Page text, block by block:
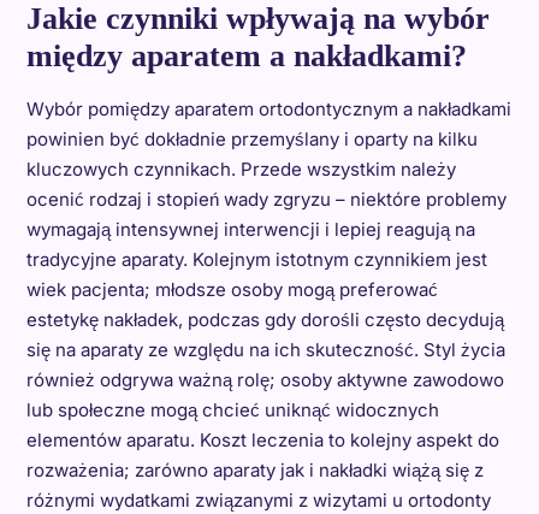
Jakie czynniki wpływają na wybór
między aparatem a nakładkami?
Wybór pomiędzy aparatem ortodontycznym a nakładkami
powinien być dokładnie przemyślany i oparty na kilku
kluczowych czynnikach. Przede wszystkim należy
ocenić rodzaj i stopień wady zgryzu – niektóre problemy
wymagają intensywnej interwencji i lepiej reagują na
tradycyjne aparaty. Kolejnym istotnym czynnikiem jest
wiek pacjenta; młodsze osoby mogą preferować
estetykę nakładek, podczas gdy dorośli często decydują
się na aparaty ze względu na ich skuteczność. Styl życia
również odgrywa ważną rolę; osoby aktywne zawodowo
lub społeczne mogą chcieć uniknąć widocznych
elementów aparatu. Koszt leczenia to kolejny aspekt do
rozważenia; zarówno aparaty jak i nakładki wiążą się z
różnymi wydatkami związanymi z wizytami u ortodonty